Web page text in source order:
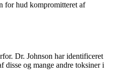
for hud kompromitteret af
Dr. Johnson har identificeret
disse og mange andre toksiner i